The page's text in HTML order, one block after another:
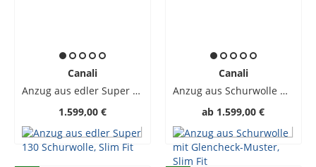
Canali
Anzug aus edler Super 130 Schurwolle, Slim Fit
1.599,00 €
Canali
Anzug aus Schurwolle mit Glencheck-Muster, Slim Fit
ab 1.599,00 €